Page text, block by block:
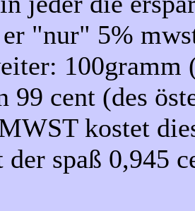
"nur" 5%
100gramm
99 cent (des
kostet
der spaß 0,945